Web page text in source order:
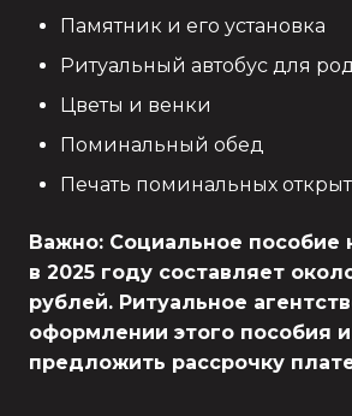
Памятник и его установка
Ритуальный автобус для
Цветы и венки
Поминальный обед
Печать поминальных
Важно: Социальное пособие
в 2025 году составляет
рублей. Ритуальное
оформлении этого пособия
предложить рассрочку